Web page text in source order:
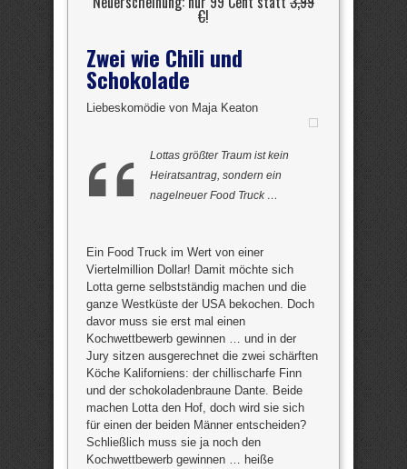
€!
Zwei wie Chili und
Schokolade
Liebeskomödie von Maja Keaton
Lottas größter Traum ist kein
Heiratsantrag, sondern ein
nagelneuer Food Truck …
Ein Food Truck im Wert von einer
Viertelmillion Dollar! Damit möchte sich
Lotta gerne selbstständig machen und die
ganze Westküste der USA bekochen. Doch
davor muss sie erst mal einen
Kochwettbewerb gewinnen … und in der
Jury sitzen ausgerechnet die zwei schärften
Köche Kaliforniens: der chillischarfe Finn
und der schokoladenbraune Dante. Beide
machen Lotta den Hof, doch wird sie sich
für einen der beiden Männer entscheiden?
Schließlich muss sie ja noch den
Kochwettbewerb gewinnen … heiße